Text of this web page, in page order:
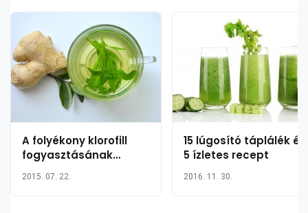
A folyékony klorofill
fogyasztásának
2015. 07. 22.
15 lúgosító táplálék és
5 ízletes recept
2016. 11. 30.